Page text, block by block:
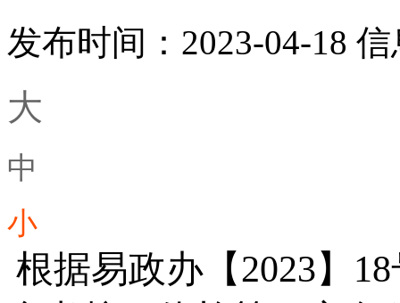
发布时间：2023-04-18 信
大
中
小
根据易政办【2023】 18